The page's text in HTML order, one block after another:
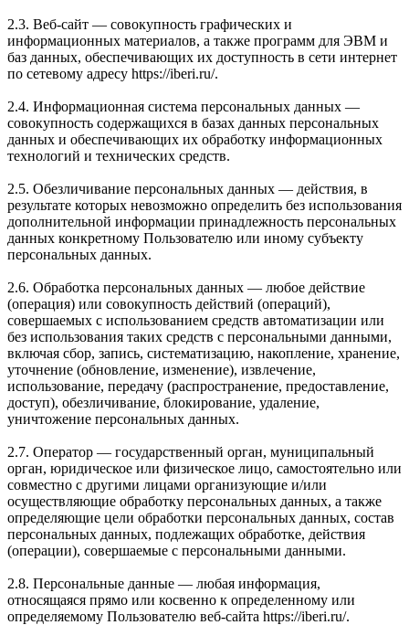
2.3. Веб-сайт — совокупность графических и
информационных материалов, а также программ для ЭВМ и
баз данных, обеспечивающих их доступность в сети интернет
по сетевому адресу https://iberi.ru/.
2.4. Информационная система персональных данных —
совокупность содержащихся в базах данных персональных
данных и обеспечивающих их обработку информационных
технологий и технических средств.
2.5. Обезличивание персональных данных — действия, в
результате которых невозможно определить без использования
дополнительной информации принадлежность персональных
данных конкретному Пользователю или иному субъекту
персональных данных.
2.6. Обработка персональных данных — любое действие
(операция) или совокупность действий (операций),
совершаемых с использованием средств автоматизации или
без использования таких средств с персональными данными,
включая сбор, запись, систематизацию, накопление, хранение,
уточнение (обновление, изменение), извлечение,
использование, передачу (распространение, предоставление,
доступ), обезличивание, блокирование, удаление,
уничтожение персональных данных.
2.7. Оператор — государственный орган, муниципальный
орган, юридическое или физическое лицо, самостоятельно или
совместно с другими лицами организующие и/или
осуществляющие обработку персональных данных, а также
определяющие цели обработки персональных данных, состав
персональных данных, подлежащих обработке, действия
(операции), совершаемые с персональными данными.
2.8. Персональные данные — любая информация,
относящаяся прямо или косвенно к определенному или
определяемому Пользователю веб-сайта https://iberi.ru/.